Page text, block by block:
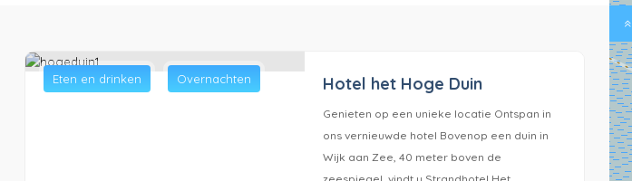
Hotel het Hoge Duin
Genieten op een unieke locatie Ontspan in
ons vernieuwde hotel Bovenop een duin in
Wijk aan Zee, 40 meter boven de
Eten en drinken Overnachten